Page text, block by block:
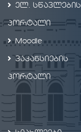
ელ. სწავლების
პორტალი
Moodle
ვაკანსიების
პორტალი